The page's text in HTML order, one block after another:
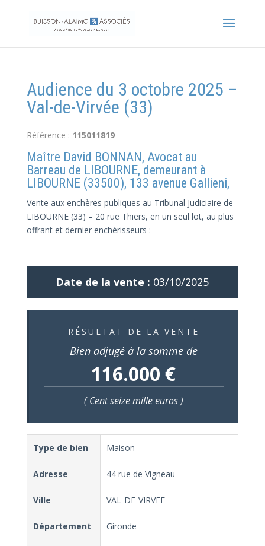
Audience du 3 octobre 2025 –
Val-de-Virvée (33)
Référence : 115011819
Maître David BONNAN, Avocat au
Barreau de LIBOURNE, demeurant à
LIBOURNE (33500), 133 avenue Gallieni,
Vente aux enchères publiques au Tribunal Judiciaire de
LIBOURNE (33) – 20 rue Thiers, en un seul lot, au plus
offrant et dernier enchérisseurs :
Date de la vente : 03/10/2025
RÉSULTAT DE LA VENTE
Bien adjugé à la somme de
116.000 €
( Cent seize mille euros )
Type de bien Maison
Adresse 44 rue de Vigneau
Ville VAL-DE-VIRVEE
Département Gironde